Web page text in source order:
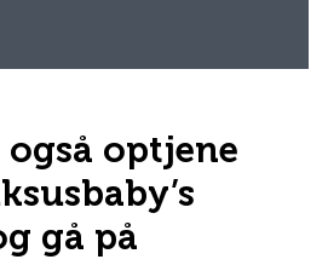
optjene
gå på